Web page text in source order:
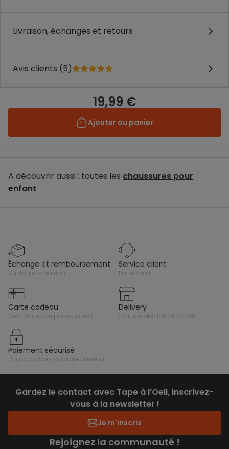
Livraison, échanges et retours
Avis clients (5)
19,99 €
Ajouter au panier
A découvrir aussi : toutes les chaussures pour
enfant
échange et remboursement
sur toute la saison
service client
par e-mail
carte cadeau
des tonnes de possibilités !
delivery
gratuite dès 10€ d'achats
paiement sécurisé
par cb, paypal ou carte cadeau
Gardez le contact avec Tape à l’Oeil, inscrivez-
vous à la newsletter !
Je m'inscris
Rejoignez la communauté !